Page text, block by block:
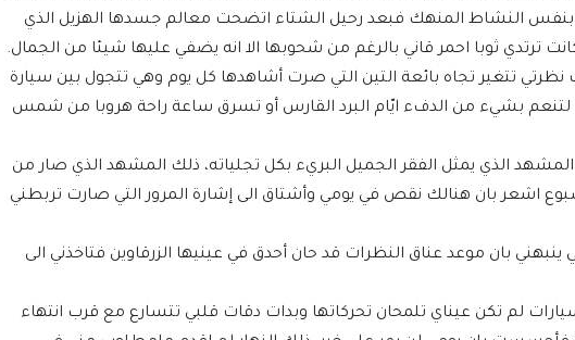
النشاط المنهك فبعد رحيل الشتاء اتضحت معالم جسدها الهزيل الذي
ترتدي ثوبا احمر قاني بالرغم من شحوبها الا انه يضفي عليها شيئا من الجمال.
نظرتي تتغير تجاه بائعة التين التي صرت أشاهدها كل يوم وهي تتجول بين سيارة
لتنعم بشيء من الدفء ايّام البرد القارس أو تسرق ساعة راحة هروبا من شمس
الذي يمثل الفقر الجميل البريء بكل تجلياته، ذلك المشهد الذي صار من
اشعر بان هنالك نقص في يومي وأشتاق الى إشارة المرور التي صارت تربطني
بان موعد عناق النظرات قد حان أحدق في عينيها الزرقاوين فتاخذني الى
لم تكن عيناي تلمحان تحركاتها وبدات دقات قلبي تتسارع مع قرب انتهاء